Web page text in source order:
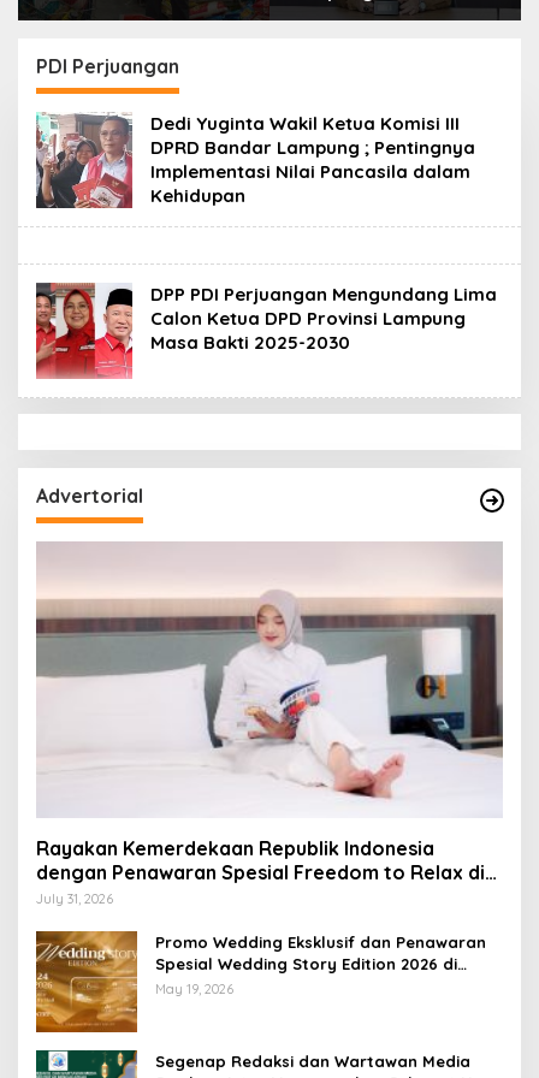
Beras Premium ke
Pastikan Pasokan
Aman
Gunakan Uji Coba
PDI Perjuangan
Dedi Yuginta Wakil Ketua Komisi III
DPRD Bandar Lampung ; Pentingnya
Implementasi Nilai Pancasila dalam
Kehidupan
DPP PDI Perjuangan Mengundang Lima
Calon Ketua DPD Provinsi Lampung
Masa Bakti 2025-2030
Advertorial
Rayakan Kemerdekaan Republik Indonesia
dengan Penawaran Spesial Freedom to Relax di
Holiday Inn Lampung Bukit Randu
July 31, 2026
Promo Wedding Eksklusif dan Penawaran
Spesial Wedding Story Edition 2026 di
Swiss-Belhotel Lampung
May 19, 2026
Segenap Redaksi dan Wartawan Media